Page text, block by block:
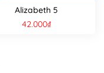
Alizabeth 5
42.000₫